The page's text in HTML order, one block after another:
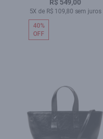
R$ 549,00
5X de R$ 109,80 sem juros
40%
OFF